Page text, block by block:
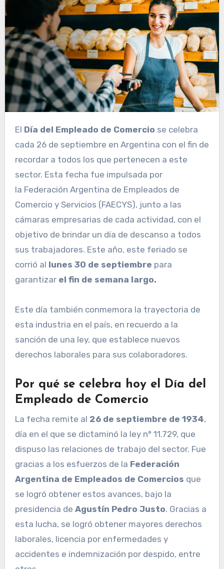
El Día del Empleado de Comercio se celebra
cada 26 de septiembre en Argentina con el fin de
recordar a todos los que pertenecen a este
sector. Esta fecha fue impulsada por
la Federación Argentina de Empleados de
Comercio y Servicios (FAECYS), junto a las
cámaras empresarias de cada actividad, con el
objetivo de brindar un día de descanso a todos
sus trabajadores. Este año, este feriado se
corrió al lunes 30 de septiembre para
garantizar el fin de semana largo.
Este día también conmemora la trayectoria de
esta industria en el país, en recuerdo a la
sanción de una ley, que establece nuevos
derechos laborales para sus colaboradores.
Por qué se celebra hoy el Día del
Empleado de Comercio
La fecha remite al 26 de septiembre de 1934,
día en el que se dictaminó la ley n° 11.729, que
dispuso las relaciones de trabajo del sector. Fue
gracias a los esfuerzos de la Federación
Argentina de Empleados de Comercios que
se logró obtener estos avances, bajo la
presidencia de Agustín Pedro Justo. Gracias a
esta lucha, se logró obtener mayores derechos
laborales, licencia por enfermedades y
accidentes e indemnización por despido, entre